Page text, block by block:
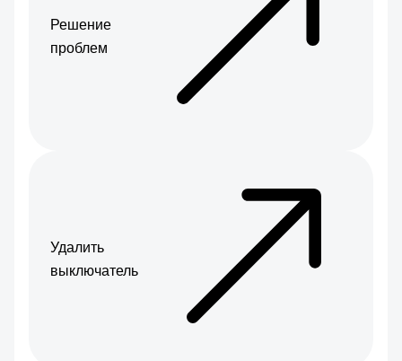
Решение
проблем
Удалить
выключатель